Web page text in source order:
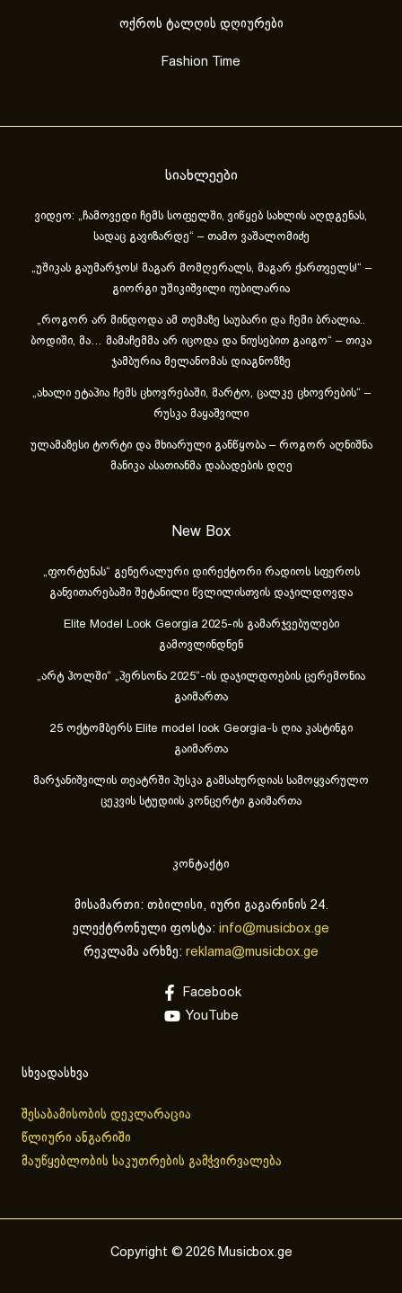
ოქროს ტალღის დღიურები
Fashion Time
სიახლეები
ვიდეო: „ჩამოვედი ჩემს სოფელში, ვიწყებ სახლის აღდგენას,
სადაც გავიზარდე“ – თამო ვაშალომიძე
„უშიკას გაუმარჯოს! მაგარ მომღერალს, მაგარ ქართველს!“ –
გიორგი უშიკიშვილი იუბილარია
„როგორ არ მინდოდა ამ თემაზე საუბარი და ჩემი ბრალია..
ბოდიში, მა… მამაჩემმა არ იცოდა და ნიუსებით გაიგო“ – თიკა
ჯამბურია მელანომას დიაგნოზზე
„ახა­ლი ეტა­პია ჩემს ცხოვ­რე­ბა­ში, მარ­ტო, ცალ­კე ცხოვ­რე­ბის“ –
რუსკა მაყაშვილი
ულამაზესი ტორტი და მხიარული განწყობა – როგორ აღნიშნა
მანიკა ასათიანმა დაბადების დღე
New Box
„ფორტუნას“ გენერალური დირექტორი რადიოს სფეროს
განვითარებაში შეტანილი წვლილისთვის დაჯილდოვდა
Elite Model Look Georgia 2025-ის გამარჯვებულები
გამოვლინდნენ
„არტ ჰოლში“ „პერსონა 2025“-ის დაჯილდოების ცერემონია
გაიმართა
25 ოქტომბერს Elite model look Georgia-ს ღია კასტინგი
გაიმართა
მარჯანიშვილის თეატრში პუსკა გამსახურდიას სამოყვარულო
ცეკვის სტუდიის კონცერტი გაიმართა
კონტაქტი
მისამართი: თბილისი, იური გაგარინის 24.
ელექტრონული ფოსტა: info@musicbox.ge
რეკლამა არხზე: reklama@musicbox.ge
Facebook
YouTube
სხვადასხვა
შესაბამისობის დეკლარაცია
წლიური ანგარიში
მაუწყებლობის საკუთრების გამჭვირვალება
Copyright © 2026 Musicbox.ge